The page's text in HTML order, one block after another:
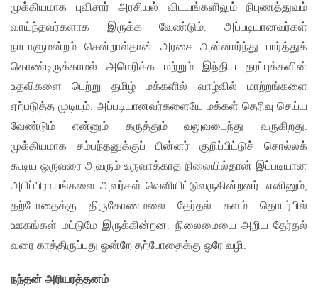
முக்கியமாக புவிசார் அரசியல் விடயங்களிலும் நிபுணத்துவம்
வாய்ந்தவர்களாக இருக்க வேண்டும். அப்படியானவர்கள்
நாடாளுமன்றம் சென்றால்தான் அரசை அன்னார்ந்து பார்த்துக்
கொண்டிருக்காமல் அமெரிக்க மற்றும் இந்திய தரப்புக்களின்
உதவிகளை பெற்று தமிழ் மக்களில் வாழ்வில் மாற்றங்களை
ஏற்படுத்த முடியும். அப்படியானவர்களையே மக்கள் தெரிவு செய்ய
வேண்டும் என்னும் கருத்தும் வலுவடைந்து வருகிறது.
முக்கியமாக சம்பந்தனுக்குப் பின்னர் குறிப்பிட்டுச் சொல்லக்
கூடிய ஒருவரை அவரும் உருவாக்காத நிலையில்தான் இப்படியான
அபிப்பிராயங்களை அவர்கள் வெளியிட்டுவருகின்றனர். எனினும்,
தற்போதைக்கு திருகோணமலை தேர்தல் களம் தொடர்பில்
ஊகங்கள் மட்டுமே இருக்கின்றன. நிலைமையை அறிய தேர்தல்
வரை காத்திருப்பது ஒன்றே தற்போதைக்கு ஒரே வழி.
நந்தன் அரியரத்தனம்